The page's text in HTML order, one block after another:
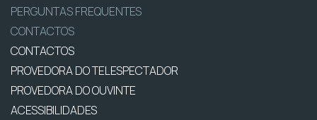
PERGUNTAS FREQUENTES
CONTACTOS
CONTACTOS
PROVEDORA DO TELESPECTADOR
PROVEDORA DO OUVINTE
ACESSIBILIDADES